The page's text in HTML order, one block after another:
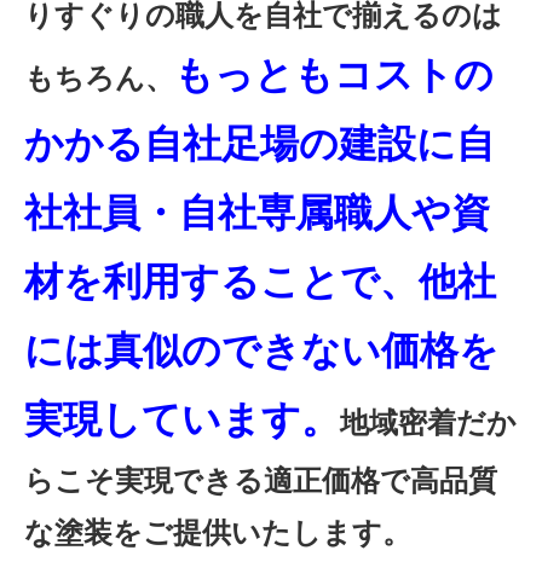
りすぐりの職人を自社で揃えるのは
もちろん、
もっともコストの
かかる自社足場の建設に自
社社員・自社専属職人や資
材を利用することで、他社
には真似のできない価格を
実現しています。地域密着だか
らこそ実現できる適正価格で高品質
な塗装をご提供いたします。